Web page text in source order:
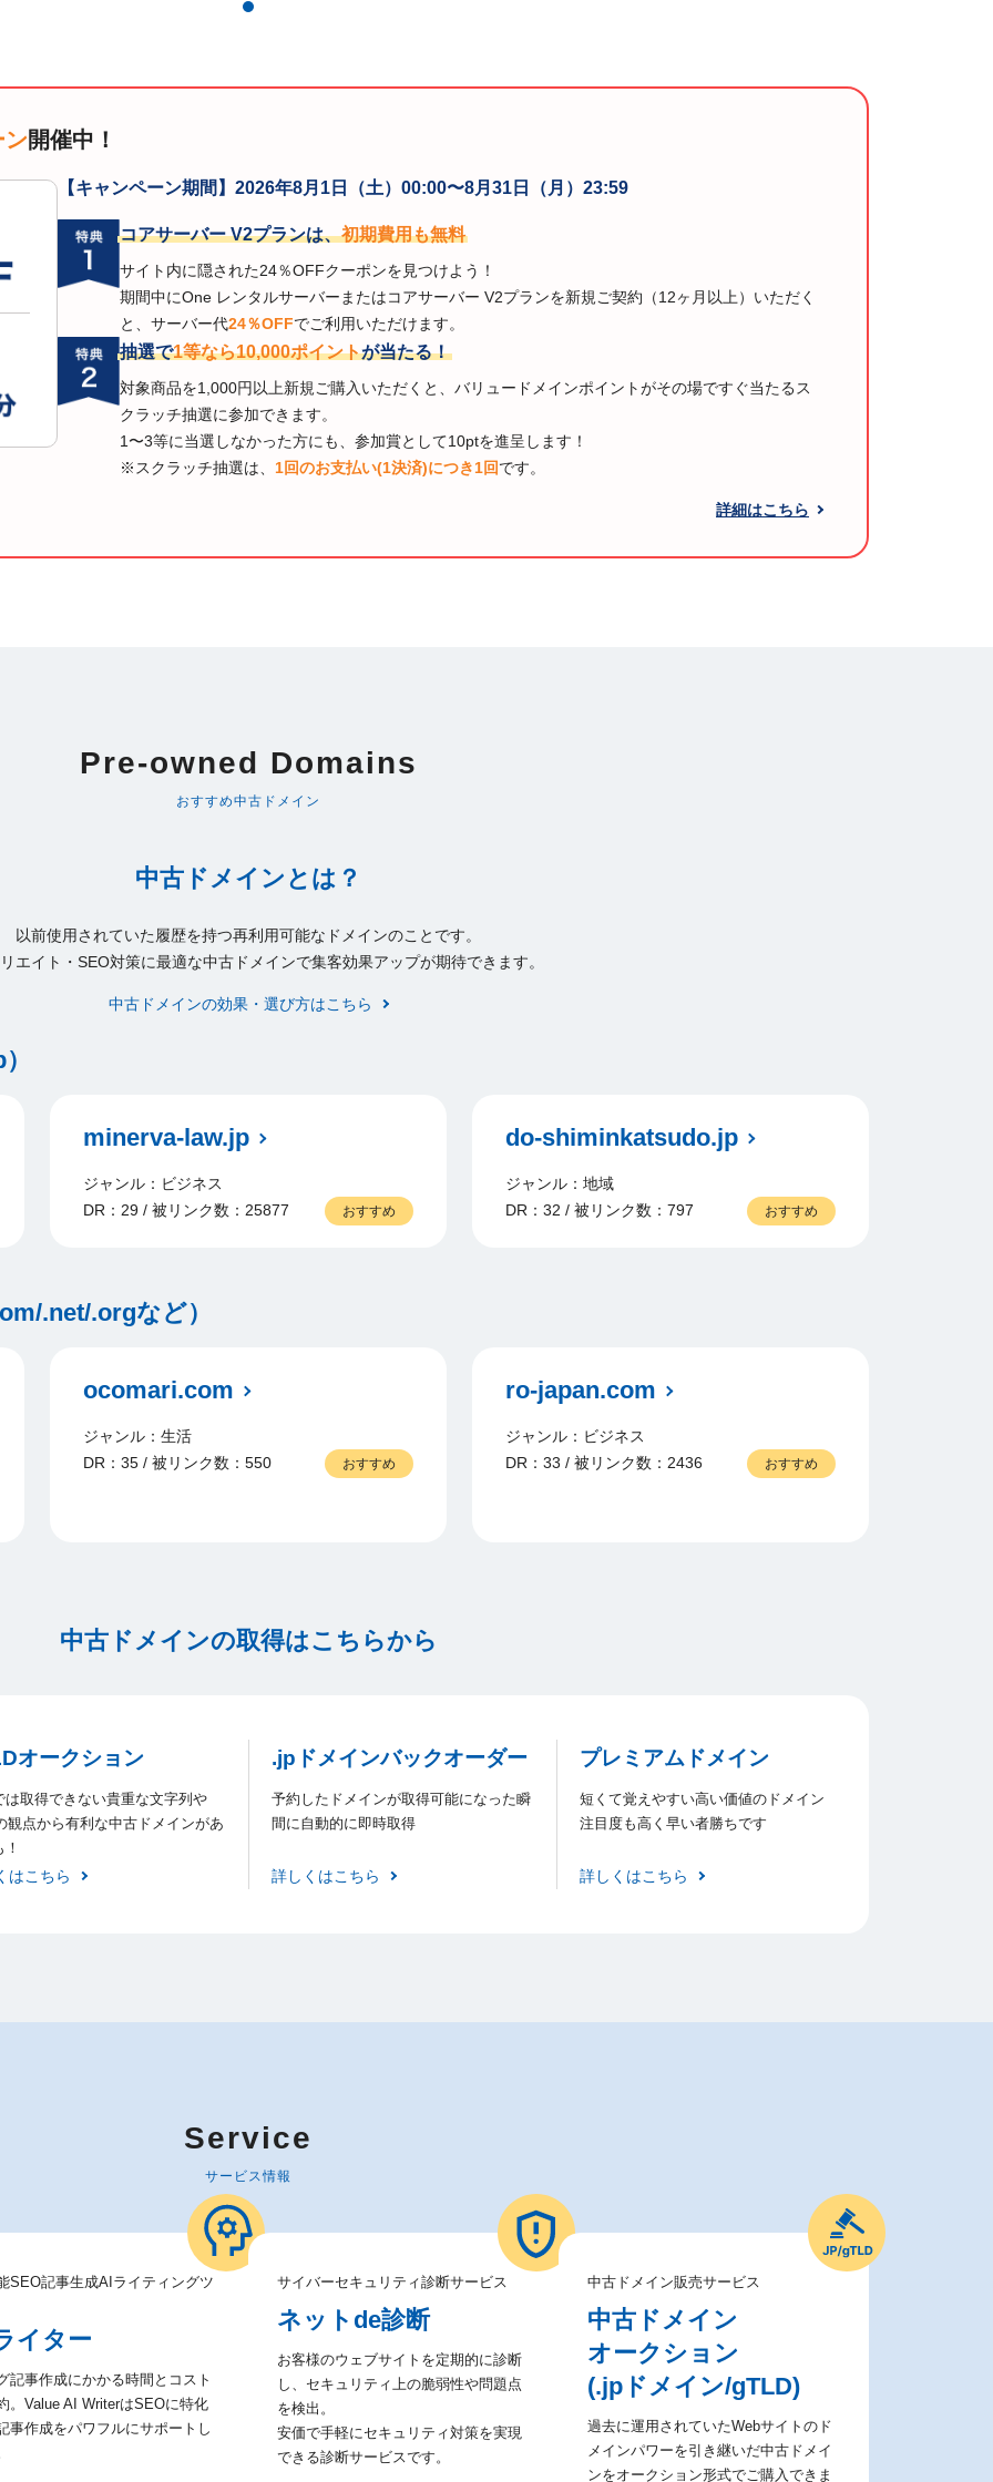
ン開催中！
【キャンペーン期間】 2026年8月1日（土）00:00〜8月31日（月）23:59
コアサーバー V2プランは、初期費用も無料
サイト内に隠された24％OFFクーポンを見つけよう！
期間中にOne レンタルサーバーまたはコアサーバー V2プランを新規ご契約（12ヶ月以上）いただく
と、サーバー代24％OFFでご利用いただけます。
抽選で1等なら10,000ポイントが当たる！
対象商品を1,000円以上新規ご購入いただくと、バリュードメインポイントがその場ですぐ当たるス
クラッチ抽選に参加できます。
1〜3等に当選しなかった方にも、参加賞として10ptを進呈します！
※スクラッチ抽選は、 1回のお支払い(1決済)につき1回です。
詳細はこちら
Pre-owned Domains
おすすめ中古ドメイン
中古ドメインとは？
以前使用されていた履歴を持つ再利用可能なドメインのことです。
エイト・SEO対策に最適な中古ドメインで集客効果アップが期待できます。
中古ドメインの効果・選び方はこちら
minerva-law.jp
ジャンル：ビジネス
DR：29 / 被リンク数：25877
おすすめ
do-shiminkatsudo.jp
ジャンル：地域
DR：32 / 被リンク数：797
おすすめ
.net/.orgなど）
ocomari.com
ジャンル：生活
DR：35 / 被リンク数：550
おすすめ
ro-japan.com
ジャンル：ビジネス
DR：33 / 被リンク数：2436
おすすめ
中古ドメインの取得はこちらから
オークション
は取得できない貴重な文字列や
観点から有利な中古ドメインがあ
はこちら
.jpドメインバックオーダー
予約したドメインが取得可能になった瞬
間に自動的に即時取得
詳しくはこちら
プレミアムドメイン
短くて覚えやすい高い価値のドメイン
注目度も高く早い者勝ちです
詳しくはこちら
Service
サービス情報
SEO記事生成AIライティングツ
イター
記事作成にかかる時間とコスト
。Value AI WriterはSEOに特化
事作成をパワフルにサポートし
サイバーセキュリティ診断サービス
ネットde診断
お客様のウェブサイトを定期的に診断
し、セキュリティ上の脆弱性や問題点
を検出。
安価で手軽にセキュリティ対策を実現
できる診断サービスです。
中古ドメイン販売サービス
中古ドメイン
オークション
(.jpドメイン/gTLD)
過去に運用されていたWebサイトのド
メインパワーを引き継いだ中古ドメイ
ンをオークション形式でご購入できま